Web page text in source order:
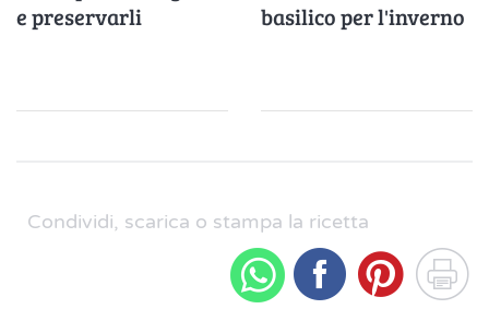
e preservarli
basilico per l'inverno
Condividi, scarica o stampa la ricetta